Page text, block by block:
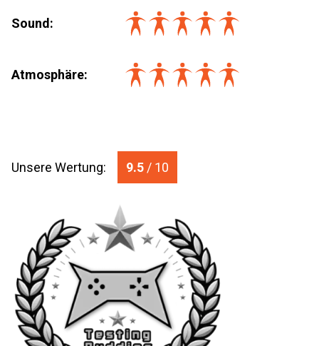
Sound:
Atmosphäre:
Unsere Wertung: 9.5 / 10